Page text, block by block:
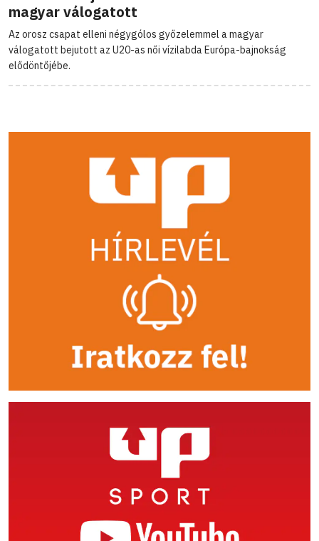
magyar válogatott
Az orosz csapat elleni négygólos győzelemmel a magyar
válogatott bejutott az U20-as női vízilabda Európa-bajnokság
elődöntőjébe.